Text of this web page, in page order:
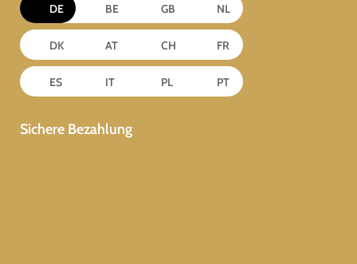
DE BE GB NL
DK AT CH FR
ES IT PL PT
Sichere Bezahlung